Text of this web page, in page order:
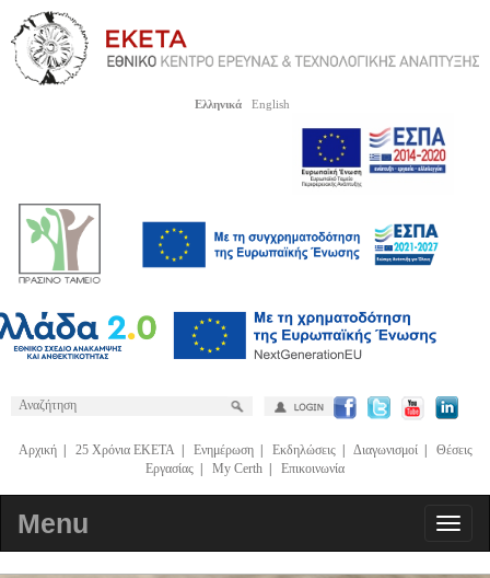
Ελληνικά English
Αρχική| 25 Χρόνια ΕΚΕΤΑ| Ενημέρωση| Εκδηλώσεις| Διαγωνισμοί| Θέσεις
Εργασίας
My Certh Επικοινωνία
Menu